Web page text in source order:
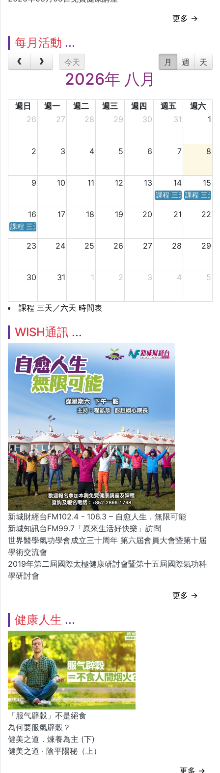
更多 →
每月活動
今天 月 週 天
2026年 八月
週日 週一 週二 週三 週四 週五
週六
26
27 28 29 30 31 1
2 3 4 5 6 7 8
9 10 11 12 13 14 15
課程 三天／六天 時
課程 三天
16 17 18 19 20 21 22
課程 三天／六天 時間表
23 24 25 26 27 28 29
30 31 1 2 3 4 5
課程 三天／六天 時間表
WISH通訊
新城財經台FM102.4 - 106.3 – 自愈人生．無限可能
新城知訊台FM99.7「原來生活好快樂」訪問
世界醫學氣功學會成立三十周年 第六屆會員大會暨第十屆
學術交流會
2019年第二屆國際太極健康研討會暨第十五屆國際氣功科
學研討會
更多 →
健康人生
「服气辟穀」不是絕食
為何要服氣辟穀？
健美之道．煉養為主 (下)
健美之道 ‧ 陰平陽秘（上）
更多 →